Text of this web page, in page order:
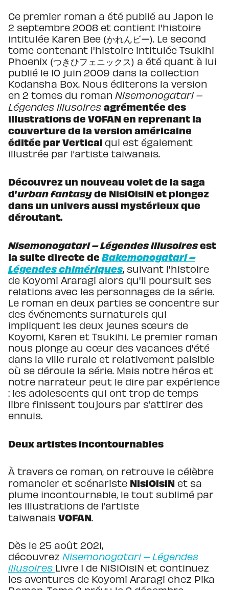
Ce premier roman a été publié au Japon le
2 septembre 2008 et contient l'histoire
intitulée Karen Bee (かれんビー). Le second
tome contenant l'histoire intitulée Tsukihi
Phoenix (つきひフェニックス) a été quant à lui
publié le 10 juin 2009 dans la collection
Kodansha Box. Nous éditerons la version
en 2 tomes du roman Nisemonogatari –
Légendes illusoires agrémentée des
illustrations de VOFAN en reprenant la
couverture de la version américaine
éditée par Vertical qui est également
illustrée par l’artiste taiwanais.
Découvrez un nouveau volet de la saga
d’urban fantasyde NisiOisiN et plongez
dans un univers aussi mystérieux que
déroutant.
Nisemonogatari – Légendes illusoiresest
la suite directe de Bakemonogatari –
Légendes chimériques, suivant l'histoire
de Koyomi Araragi alors qu'il poursuit ses
relations avec les personnages de la série.
Le roman en deux parties se concentre sur
des événements surnaturels qui
impliquent les deux jeunes sœurs de
Koyomi, Karen et Tsukihi. Le premier roman
nous plonge au cœur des vacances d'été
dans la ville rurale et relativement paisible
où se déroule la série. Mais notre héros et
notre narrateur peut le dire par expérience
: les adolescents qui ont trop de temps
libre finissent toujours par s’attirer des
ennuis.
Deux artistes incontournables
À travers ce roman, on retrouve le célèbre
romancier et scénariste NisiOisiN et sa
plume incontournable, le tout sublimé par
les illustrations de l’artiste
taiwanais VOFAN.
Dès le 25 août 2021,
découvrez Nisemonogatari – Légendes
illusoires Livre 1 de NiSiOisiN et continuez
les aventures de Koyomi Araragi chez Pika